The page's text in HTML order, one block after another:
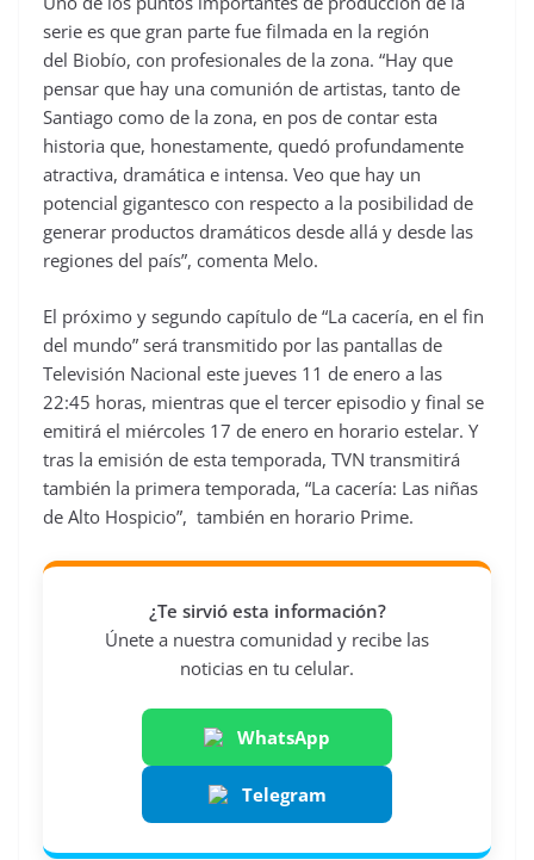
serie es que gran parte fue filmada en la región
del Biobío, con profesionales de la zona. “Hay que
pensar que hay una comunión de artistas, tanto de
Santiago como de la zona, en pos de contar esta
historia que, honestamente, quedó profundamente
atractiva, dramática e intensa. Veo que hay un
potencial gigantesco con respecto a la posibilidad de
generar productos dramáticos desde allá y desde las
regiones del país”, comenta Melo.
El próximo y segundo capítulo de “La cacería, en el fin
del mundo” será transmitido por las pantallas de
Televisión Nacional este jueves 11 de enero a las
22:45 horas, mientras que el tercer episodio y final se
emitirá el miércoles 17 de enero en horario estelar. Y
tras la emisión de esta temporada, TVN transmitirá
también la primera temporada, “La cacería: Las niñas
de Alto Hospicio”, también en horario Prime.
¿Te sirvió esta información?
Únete a nuestra comunidad y recibe las
noticias en tu celular.
WhatsApp
Telegram